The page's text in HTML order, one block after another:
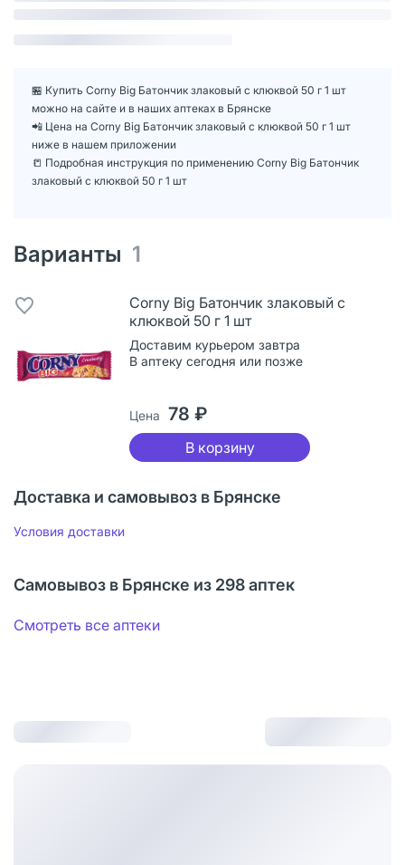
🏪 Купить Corny Big Батончик злаковый с клюквой 50 г 1 шт
можно на сайте и в наших аптеках в Брянске
📲 Цена на Corny Big Батончик злаковый с клюквой 50 г 1 шт
ниже в нашем приложении
📒 Подробная инструкция по применению Corny Big Батончик
злаковый с клюквой 50 г 1 шт
Варианты 1
Corny Big Батончик злаковый с
клюквой 50 г 1 шт
Доставим курьером завтра
В аптеку сегодня или позже
Цена 78 ₽
В корзину
Доставка и самовывоз в Брянске
Условия доставки
Самовывоз в Брянске из 298 аптек
Смотреть все аптеки